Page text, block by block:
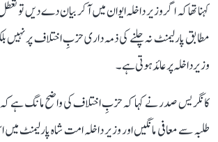
کہنا تھا کہ اگر وزیر داخلہ ایوان میں آ کر بیان دے دیں تو
مطابق پارلیمنٹ نہ چلنے کی ذمہ داری حزبِ اختلاف پر
وزیر داخلہ پر عائد ہوتی ہے۔
کانگریس صدر نے کہا کہ حزبِ اختلاف کی واضح مانگ ہے
طلبہ سے معافی مانگیں اور وزیر داخلہ امت شاہ پارلیمنٹ